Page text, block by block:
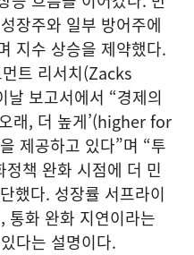
장주와 일부 방어주에
지수 상승을 제약했다.
트 리서치(Zacks
보고서에서 “경제의
래, 더 높게’(higher for
제공하고 있다”며 “투
책 완화 시점에 더 민
했다. 성장률 서프라이
통화 완화 지연이라는
다는 설명이다.